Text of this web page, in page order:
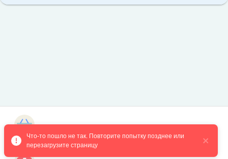
Что-то пошло не так. Повторите попытку позднее или
перезагрузите страницу